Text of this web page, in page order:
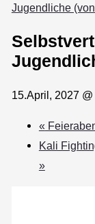
Jugendliche
15.April, 2027
«
Kali
»